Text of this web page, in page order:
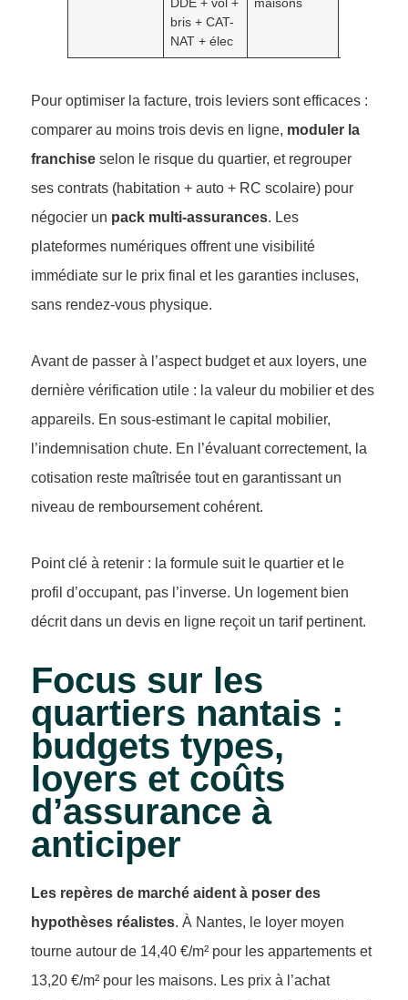
bris + CAT-
NAT + élec
Pour optimiser la facture, trois leviers sont efficaces :
comparer au moins trois devis en ligne, moduler la
franchise selon le risque du quartier, et regrouper
ses contrats (habitation + auto + RC scolaire) pour
négocier un pack multi-assurances. Les
plateformes numériques offrent une visibilité
immédiate sur le prix final et les garanties incluses,
sans rendez-vous physique.
Avant de passer à l’aspect budget et aux loyers, une
dernière vérification utile : la valeur du mobilier et des
appareils. En sous-estimant le capital mobilier,
l’indemnisation chute. En l’évaluant correctement, la
cotisation reste maîtrisée tout en garantissant un
niveau de remboursement cohérent.
Point clé à retenir : la formule suit le quartier et le
profil d’occupant, pas l’inverse. Un logement bien
décrit dans un devis en ligne reçoit un tarif pertinent.
Focus sur les
quartiers nantais :
budgets types,
loyers et coûts
d’assurance à
anticiper
Les repères de marché aident à poser des
hypothèses réalistes. À Nantes, le loyer moyen
tourne autour de 14,40 €/m² pour les appartements et
13,20 €/m² pour les maisons. Les prix à l’achat